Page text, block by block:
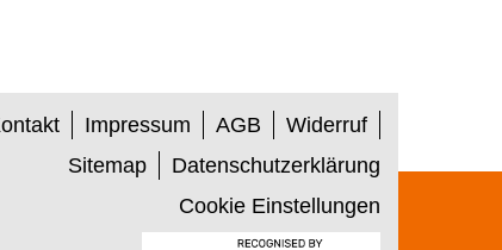
Impressum AGB
Widerruf
Sitemap
Datenschutzerklärung
Cookie Einstellungen